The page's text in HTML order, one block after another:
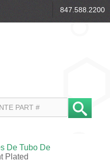
847.588.2200
De Tubo De
Plated